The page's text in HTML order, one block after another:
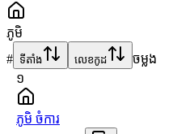
ភូមិ
# ទីតាំង លេខកូដ
ចម្លង
១
ភូមិ ចំការ